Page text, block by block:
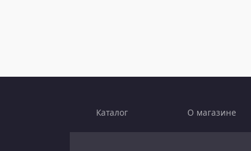
Каталог О магазине